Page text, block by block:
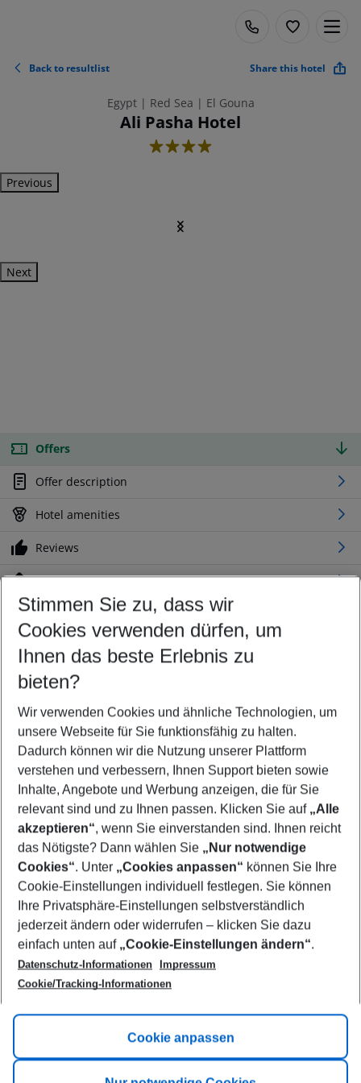
Back to resultlist Share this hotel
Egypt | Red Sea | El Gouna
Ali Pasha Hotel
4
Previous
Next
Offers
Offer description
Hotel amenities
Reviews
Location
Customize your offer
Find the perfect deal which suits your best
Your departure airport
Any airport
Select your date range
10/08/26–08/08/27 5-8 nights
Who will travel
2 adults No children
Show more filter
Footer
Footer navigation
Title A
Link A
Stimmen Sie zu, dass wir
Cookies verwenden dürfen, um
Ihnen das beste Erlebnis zu
bieten?
Wir verwenden Cookies und ähnliche Technologien, um
unsere Webseite für Sie funktionsfähig zu halten.
Dadurch können wir die Nutzung unserer Plattform
verstehen und verbessern, Ihnen Support bieten sowie
Inhalte, Angebote und Werbung anzeigen, die für Sie
relevant sind und zu Ihnen passen. Klicken Sie auf „Alle
akzeptieren“, wenn Sie einverstanden sind. Ihnen reicht
das Nötigste? Dann wählen Sie „Nur notwendige
Cookies“. Unter „Cookies anpassen“ können Sie Ihre
Cookie-Einstellungen individuell festlegen. Sie können
Ihre Privatsphäre-Einstellungen selbstverständlich
jederzeit ändern oder widerrufen – klicken Sie dazu
einfach unten auf „Cookie-Einstellungen ändern“.
Datenschutz-Informationen
Impressum
Cookie/Tracking-Informationen
Cookie anpassen